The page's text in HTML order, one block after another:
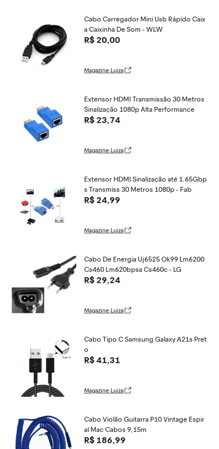
Cabo Carregador Mini Usb Rápido Caix
a Caixinha De Som - WLW
R$ 20,00
Magazine Luiza
Extensor HDMI Transmissão 30 Metros
Sinalização 1080p Alta Performance
R$ 23,74
Magazine Luiza
Extensor HDMI Sinalização até 1.65Gbp
s Transmiss 30 Metros 1080p - Fab
R$ 24,99
Magazine Luiza
Cabo De Energia Uj6525 Ok99 Lm6200
Cs460 Lm620bpsa Cs460c - LG
R$ 29,24
Magazine Luiza
Cabo Tipo C Samsung Galaxy A21s Pret
o
R$ 41,31
Magazine Luiza
Cabo Violão Guitarra P10 Vintage Espir
al Mac Cabos 9,15m
R$ 186,99